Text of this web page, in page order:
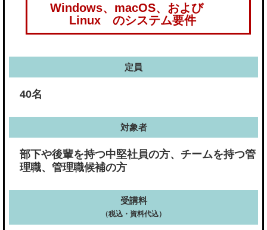
Windows、macOS、および
Linux のシステム要件
定員
40名
対象者
部下や後輩を持つ中堅社員の方、チームを持つ管
理職、管理職候補の方
受講料
（税込・資料代込）